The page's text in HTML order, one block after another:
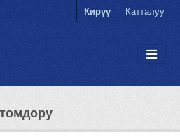
Кирүү Катталуу